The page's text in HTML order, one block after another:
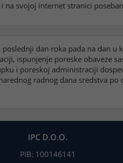
svojoj internet stranici
dan roka pada na dan
ispunjenje poreske obaveze
i poreskoj administraciji
radnog dana sredstva
IPC D.O.O.
PIB: 100146141